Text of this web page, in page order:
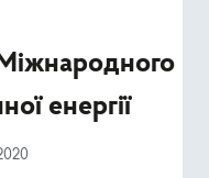
енергії